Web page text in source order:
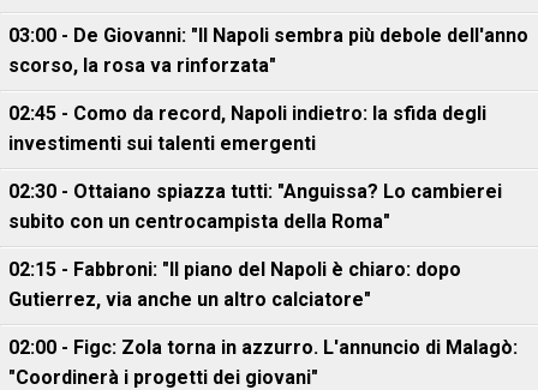
03:00 - De Giovanni: "Il Napoli sembra più debole dell'anno
scorso, la rosa va rinforzata"
02:45 - Como da record, Napoli indietro: la sfida degli
investimenti sui talenti emergenti
02:30 - Ottaiano spiazza tutti: "Anguissa? Lo cambierei
subito con un centrocampista della Roma"
02:15 - Fabbroni: "Il piano del Napoli è chiaro: dopo
Gutierrez, via anche un altro calciatore"
02:00 - Figc: Zola torna in azzurro. L'annuncio di Malagò:
"Coordinerà i progetti dei giovani"